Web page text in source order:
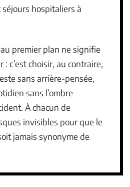
hospitaliers à
premier plan ne signifie
: c’est choisir, au contraire,
sans arrière-pensée,
sans l’ombre
À chacun de
invisibles pour que le
jamais synonyme de